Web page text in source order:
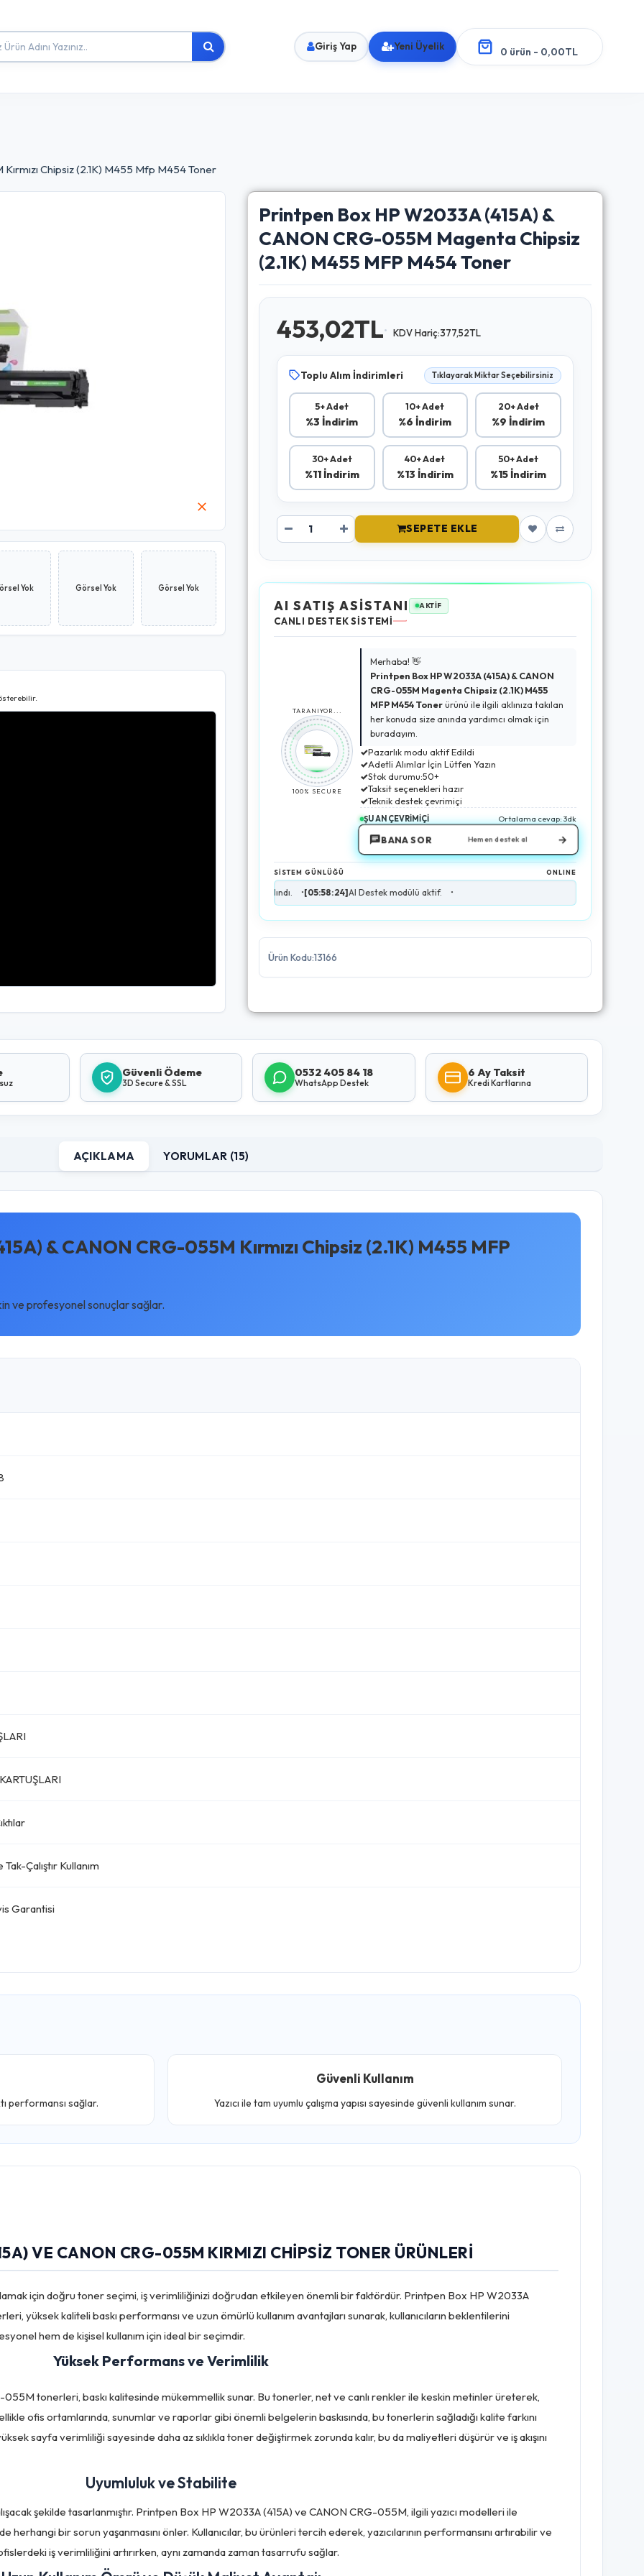
Giriş Yap Yeni Üyelik 0 ürün - 0,00TL
Chipsiz (2.1K) M455 Mfp M454 Toner
Yok Görsel Yok Görsel Yok
Printpen Box HP W2033A (415A) &
CANON CRG-055M Magenta Chipsiz
(2.1K) M455 MFP M454 Toner
453,02TL KDV Hariç:377,52TL
Toplu Alım İndirimleri Tıklayarak Miktar Seçebilirsiniz
5+ Adet
%3 İndirim
10+ Adet
%6 İndirim
20+ Adet
%9 İndirim
30+ Adet
%11 İndirim
40+ Adet
%13 İndirim
50+ Adet
%15 İndirim
SEPETE EKLE
AI SATIŞ ASİSTANI AKTİF
CANLI DESTEK SİSTEMİ
TARANIYOR...
100% SECURE
Merhaba! 👋
Printpen Box HP W2033A (415A) & CANON
CRG-055M Magenta Chipsiz (2.1K) M455
MFP M454 Tonerürünü ile ilgili aklınıza takılan
her konuda size anında yardımcı olmak için
buradayım.
✓Pazarlık modu aktif Edildi
✓Adetli Alımlar İçin Lütfen Yazın
✓Stok durumu:50+
✓Taksit seçenekleri hazır
✓Teknik destek çevrimiçi
ŞU AN ÇEVRİMİÇİ Ortalama cevap: 3dk
BANA SOR Hemen destek al →
SİSTEM GÜNLÜĞÜ ONLINE
[05:58:24]AI Destek modülü aktif. •
Ürün Kodu:13166
Güvenli Ödeme
3D Secure & SSL
0532 405 84 18
WhatsApp Destek
6 Ay Taksit
Kredi Kartlarına
AÇIKLAMA YORUMLAR (15)
& CANON CRG-055M Kırmızı Chipsiz (2.1K) M455 MFP
ve profesyonel sonuçlar sağlar.
Çalıştır Kullanım
Garantisi
performansı sağlar.
Güvenli Kullanım
Yazıcı ile tam uyumlu çalışma yapısı sayesinde güvenli kullanım sunar.
VE CANON CRG-055M KIRMIZI CHIPSIZ TONER ÜRÜNLERI
için doğru toner seçimi, iş verimliliğinizi doğrudan etkileyen önemli bir faktördür. Printpen Box HP W2033A
yüksek kaliteli baskı performansı ve uzun ömürlü kullanım avantajları sunarak, kullanıcıların beklentilerini
hem de kişisel kullanım için ideal bir seçimdir.
Yüksek Performans ve Verimlilik
tonerleri, baskı kalitesinde mükemmellik sunar. Bu tonerler, net ve canlı renkler ile keskin metinler üreterek,
ofis ortamlarında, sunumlar ve raporlar gibi önemli belgelerin baskısında, bu tonerlerin sağladığı kalite farkını
sayfa verimliliği sayesinde daha az sıklıkla toner değiştirmek zorunda kalır, bu da maliyetleri düşürür ve iş akışını
Uyumluluk ve Stabilite
şekilde tasarlanmıştır. Printpen Box HP W2033A (415A) ve CANON CRG-055M, ilgili yazıcı modelleri ile
herhangi bir sorun yaşanmasını önler. Kullanıcılar, bu ürünleri tercih ederek, yazıcılarının performansını artırabilir ve
iş verimliliğini artırırken, aynı zamanda zaman tasarrufu sağlar.